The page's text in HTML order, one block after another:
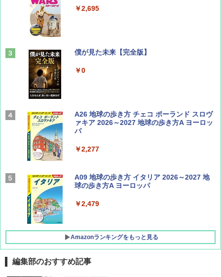
山と溪谷 2026年8月号「南アルプス大全」
￥1,540
Coyote No.89 特集 星野道夫 夢見る旅
￥1,540
AIRLINE（エアライン）2026年9月号【特
集】ボーイング110周年を祝して！
￥1,760
￥2,695
僕が見た未来【完全版】
￥0
A26 地球の歩き方 チェコ ポーランド スロヴ
ァキア 2026～2027 地球の歩き方A ヨーロッ
パ
￥2,277
A09 地球の歩き方 イタリア 2026～2027 地
球の歩き方A ヨーロッパ
￥2,479
Amazonランキングをもっと見る
編集部のおすすめ記事